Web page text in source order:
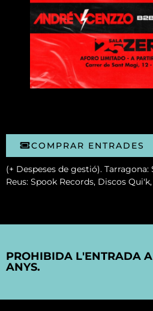
COMPRAR ENTRADES
(+ Despeses de gestió).
Reus: Spook Records, Discos
PROHIBIDA L'ENTRADA
ANYS.